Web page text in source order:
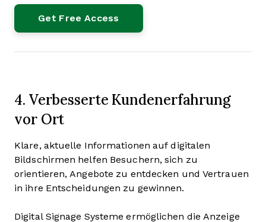
4. Verbesserte Kundenerfahrung
vor Ort
Klare, aktuelle Informationen auf digitalen
Bildschirmen helfen Besuchern, sich zu
orientieren, Angebote zu entdecken und Vertrauen
in ihre Entscheidungen zu gewinnen.
Digital Signage Systeme ermöglichen die Anzeige